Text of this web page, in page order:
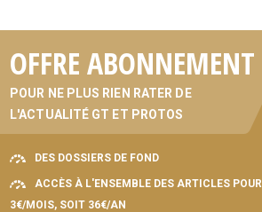
OFFRE ABONNEMENT
POUR NE PLUS RIEN RATER DE
L'ACTUALITÉ GT ET PROTOS
DES DOSSIERS DE FOND
ACCÈS À L'ENSEMBLE DES ARTICLES POUR
3€/MOIS, SOIT 36€/AN